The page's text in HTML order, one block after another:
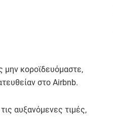
μην κοροϊδευόμαστε,
στο Airbnb.
αυξανόμενες τιμές,